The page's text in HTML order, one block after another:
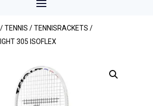
/TENNIS /TENNISRACKETS /
305 ISOFLEX